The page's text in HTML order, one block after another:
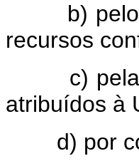
b) pelo
recursos
c) pela
atribuídos à
d) por